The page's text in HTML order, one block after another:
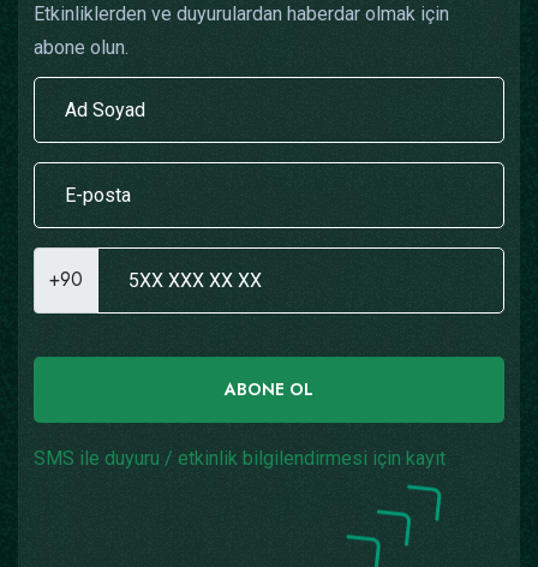
Etkinliklerden ve duyurulardan haberdar olmak için
abone olun.
+90
ABONE OL
SMS ile duyuru / etkinlik bilgilendirmesi için kayıt